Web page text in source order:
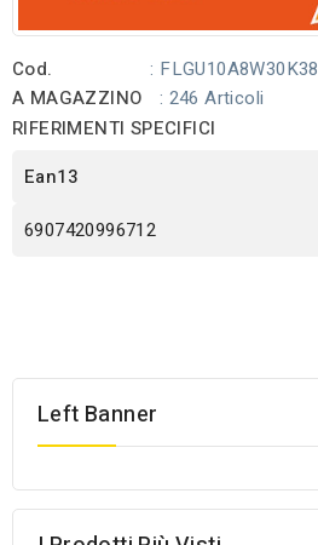
Cod.
: FLGU10A8W30K38
A MAGAZZINO
: 246 Articoli
RIFERIMENTI SPECIFICI
Ean13
6907420996712
Left Banner